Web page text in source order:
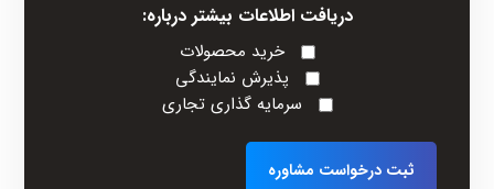
دریافت اطلاعات بیشتر درباره:
خرید محصولات
پذیرش نمایندگی
سرمایه گذاری تجاری